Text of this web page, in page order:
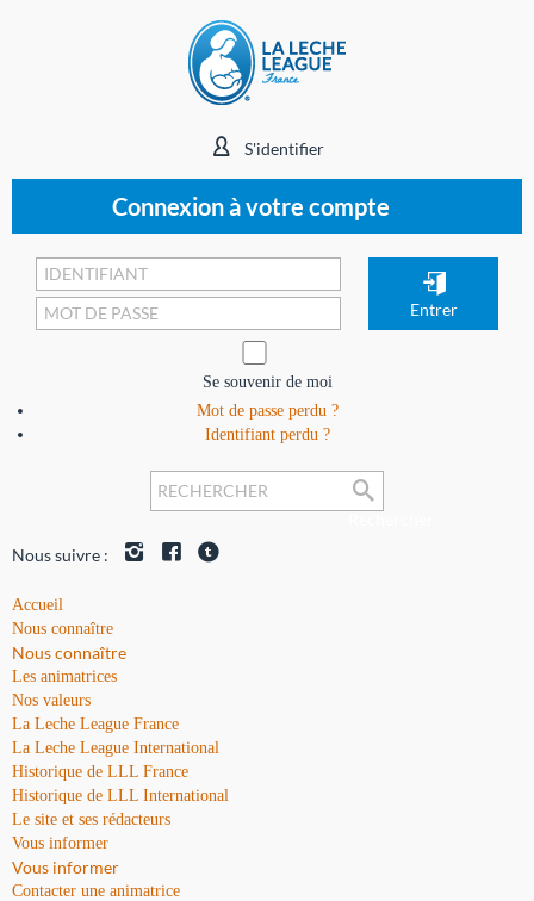
S'identifier
Connexion à votre compte
Se souvenir de moi
Mot de passe perdu ?
Identifiant perdu ?
Nous suivre :
Accueil
Nous connaître
Nous connaître
Les animatrices
Nos valeurs
La Leche League France
La Leche League International
Historique de LLL France
Historique de LLL International
Le site et ses rédacteurs
Vous informer
Vous informer
Contacter une animatrice